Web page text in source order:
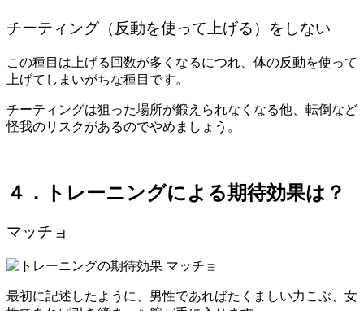
チーティング（反動を使って上げる）をしない
この種目は上げる回数が多くなるにつれ、体の反動を使って
上げてしまいがちな種目です。
チーティングは狙った場所が鍛えられなくなる他、転倒など
怪我のリスクがあるのでやめましょう。
４．トレーニングによる期待効果は？
マッチョ
最初に記述したように、男性であればたくましい力こぶ、女